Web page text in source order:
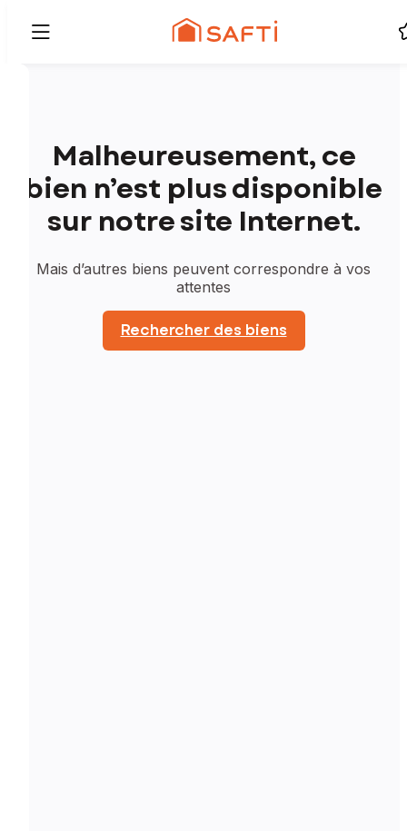
Malheureusement, ce
bien n’est plus disponible
sur notre site Internet.
Mais d’autres biens peuvent correspondre à vos
attentes
Rechercher des biens